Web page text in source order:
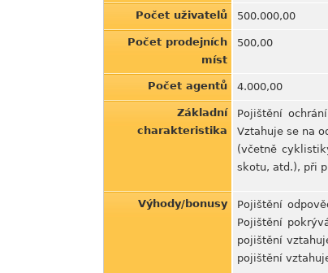
Počet uživatelů 500.000,00
Počet prodejních
míst
500,00
Počet agentů 4.000,00
Základní
charakteristika
Pojištění
Vztahuje se na
(včetně
skotu, atd.), při
Výhody/bonusy
Pojištění
Pojištění
pojištění
pojištění